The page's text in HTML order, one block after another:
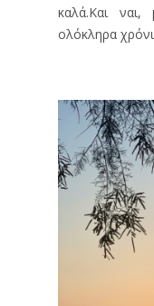
καλά.Και
ολόκληρα